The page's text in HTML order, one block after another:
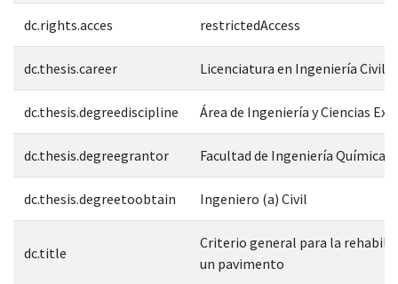
dc.rights.acces restrictedAccess
dc.thesis.career Licenciatura en Ingeniería Civil
dc.thesis.degreediscipline Área de Ingeniería y Ciencias
dc.thesis.degreegrantor Facultad de Ingeniería Química
dc.thesis.degreetoobtain Ingeniero (a) Civil
dc.title
Criterio general para la
un pavimento